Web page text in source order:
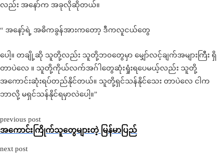
လည်း အနော်က အခုလိုဆိုတယ်။
“ အနော့်ရဲ့ အဓိကခွန်အားကတော့ ဒီကလူငယ်တွေ
ပေါ့။ တချို့ဆို သူတို့လည်း သူတို့ဘ၀တွေမှာ မျှော်လင့်ချက်အများကြီး ရှိ
တာပဲလေ ။ သူတို့ကိုယ်လက်အဂ်ါတွေဆုံးရှုံးရပေမယ့်လည်း သူတို့
အကောင်းဆုံးရပ်တည်နိုင်တယ်။ သူတို့ရှင်သန်နိုင်သေး တာပဲလေ ငါက
ဘာလို့ မရှင်သန်နိုင်ရမှာလဲပေါ့။”
previous post
အကောင်းကြိုက်သူတွေများတဲ့ မြန်မာပြည်
next post